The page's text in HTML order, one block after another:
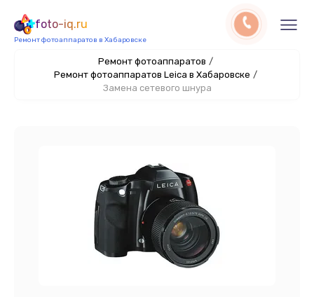
foto-iq.ru
Ремонт фотоаппаратов в Хабаровске
Ремонт фотоаппаратов /
Ремонт фотоаппаратов Leica в Хабаровске /
Замена сетевого шнура